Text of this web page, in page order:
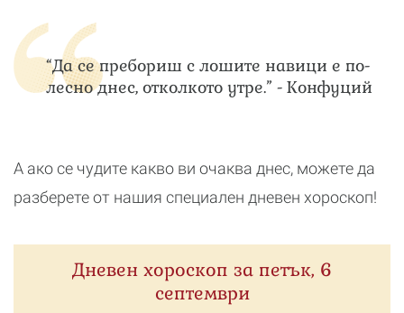
“Да се пребориш с лошите навици е по-
лесно днес, отколкото утре.” - Конфуций
А ако се чудите какво ви очаква днес, можете да
разберете от нашия специален дневен хороскоп!
Дневен хороскоп за петък, 6
септември